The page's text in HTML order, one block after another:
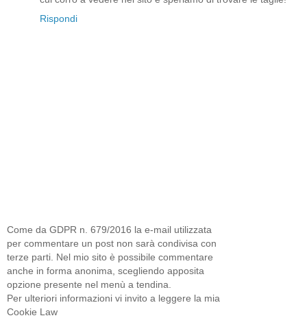
Rispondi
Come da GDPR n. 679/2016 la e-mail utilizzata
per commentare un post non sarà condivisa con
terze parti. Nel mio sito è possibile commentare
anche in forma anonima, scegliendo apposita
opzione presente nel menù a tendina.
Per ulteriori informazioni vi invito a leggere la mia
Cookie Law